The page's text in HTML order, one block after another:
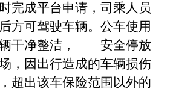
完成平台申请，司乘人员
方可驾驶车辆。公车使用
辆干净整洁， 安全停放
，因出行造成的车辆损伤
超出该车保险范围以外的